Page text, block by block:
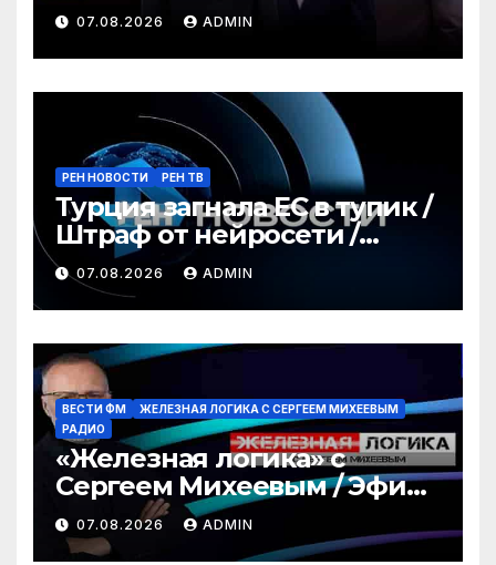
07.08.2026 ADMIN
РЕН НОВОСТИ РЕН ТВ
Турция загнала ЕС в тупик /
Штраф от нейросети /
Война за пляжи / РЕН
Новости 12:30, 07.08.2026
07.08.2026 ADMIN
ВЕСТИ ФМ
ЖЕЛЕЗНАЯ ЛОГИКА С СЕРГЕЕМ МИХЕЕВЫМ
РАДИО
«Железная логика» с
Сергеем Михеевым / Эфир
07.08.2026
07.08.2026 ADMIN